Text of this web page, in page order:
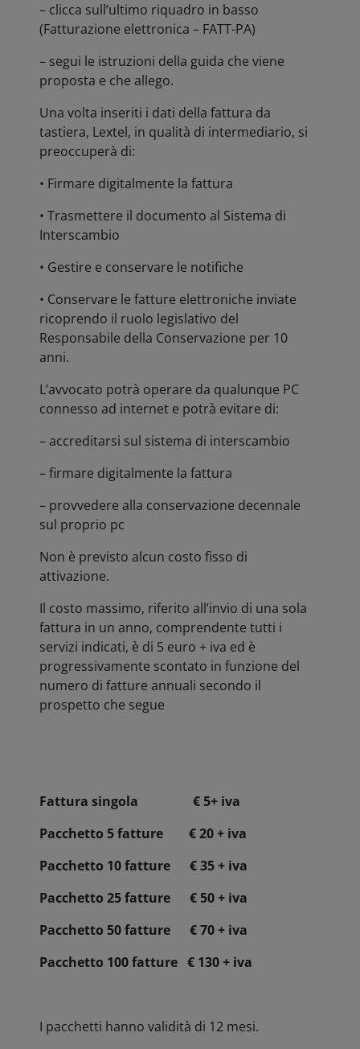
– clicca sull’ultimo riquadro in basso
(Fatturazione elettronica – FATT-PA)
– segui le istruzioni della guida che viene
proposta e che allego.
Una volta inseriti i dati della fattura da
tastiera, Lextel, in qualità di intermediario, si
preoccuperà di:
• Firmare digitalmente la fattura
• Trasmettere il documento al Sistema di
Interscambio
• Gestire e conservare le notifiche
• Conservare le fatture elettroniche inviate
ricoprendo il ruolo legislativo del
Responsabile della Conservazione per 10
anni.
L’avvocato potrà operare da qualunque PC
connesso ad internet e potrà evitare di:
– accreditarsi sul sistema di interscambio
– firmare digitalmente la fattura
– provvedere alla conservazione decennale
sul proprio pc
Non è previsto alcun costo fisso di
attivazione.
Il costo massimo, riferito all’invio di una sola
fattura in un anno, comprendente tutti i
servizi indicati, è di 5 euro + iva ed è
progressivamente scontato in funzione del
numero di fatture annuali secondo il
prospetto che segue
Fattura singola € 5+ iva
Pacchetto 5 fatture € 20 + iva
Pacchetto 10 fatture € 35 + iva
Pacchetto 25 fatture € 50 + iva
Pacchetto 50 fatture € 70 + iva
Pacchetto 100 fatture € 130 + iva
I pacchetti hanno validità di 12 mesi.